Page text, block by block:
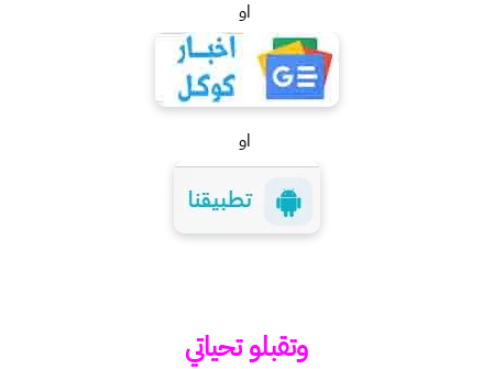
او
او
وتقبلو تحياتي